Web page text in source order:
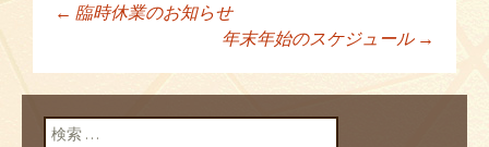
投稿ナビゲーショ
ン
← 臨時休業のお知らせ
年末年始のスケジュール →
検索: